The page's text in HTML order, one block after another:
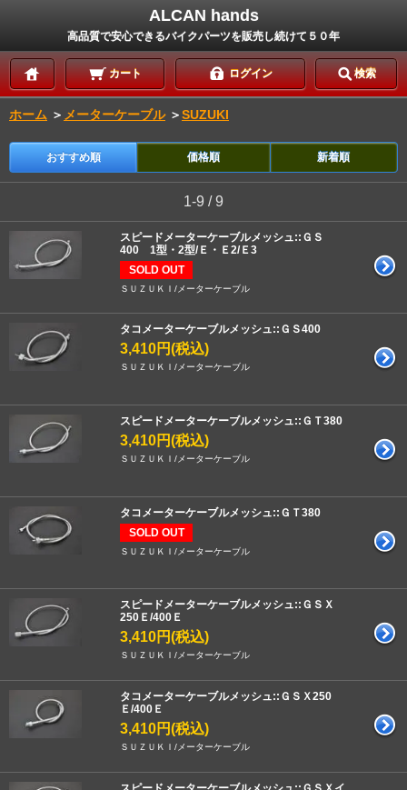
ALCAN hands
高品質で安心できるバイクパーツを販売し続けて５０年
カート ログイン 検索
ホーム ＞ メーターケーブル ＞SUZUKI
おすすめ順 価格順 新着順
1-9 / 9
スピードメーターケーブルメッシュ::ＧＳ
400 1型・2型/Ｅ・Ｅ2/Ｅ3
SOLD OUT
ＳＵＺＵＫＩ/メーターケーブル
タコメーターケーブルメッシュ::ＧＳ400
3,410円(税込)
ＳＵＺＵＫＩ/メーターケーブル
スピードメーターケーブルメッシュ::ＧＴ380
3,410円(税込)
ＳＵＺＵＫＩ/メーターケーブル
タコメーターケーブルメッシュ::ＧＴ380
SOLD OUT
ＳＵＺＵＫＩ/メーターケーブル
スピードメーターケーブルメッシュ::ＧＳＸ
250Ｅ/400Ｅ
3,410円(税込)
ＳＵＺＵＫＩ/メーターケーブル
タコメーターケーブルメッシュ::ＧＳＸ250
Ｅ/400Ｅ
3,410円(税込)
ＳＵＺＵＫＩ/メーターケーブル